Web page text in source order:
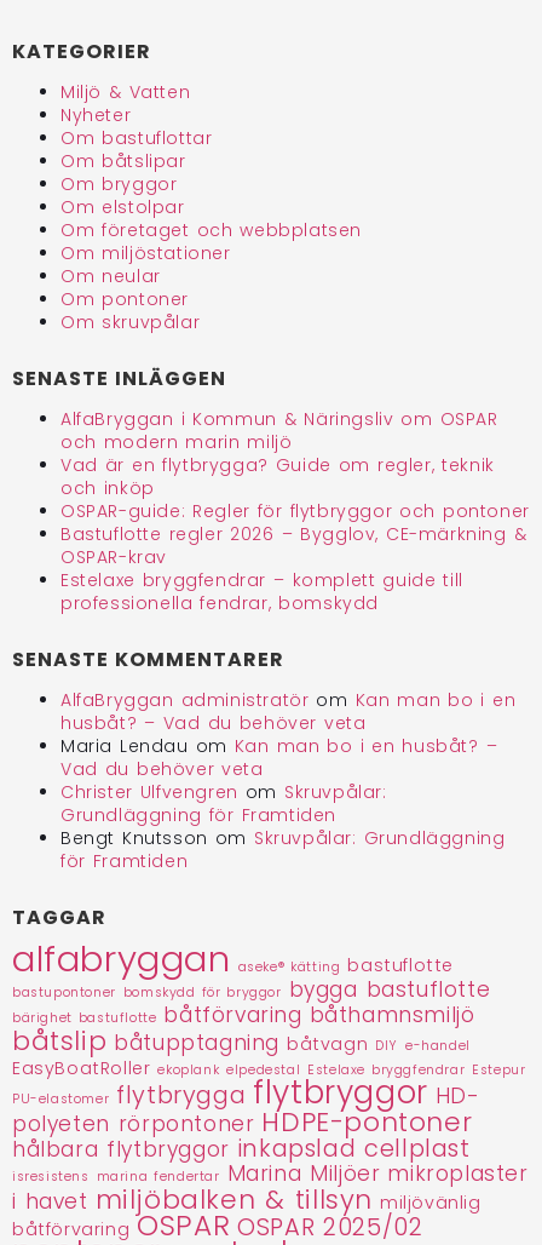
KATEGORIER
Miljö & Vatten
Nyheter
Om bastuflottar
Om båtslipar
Om bryggor
Om elstolpar
Om företaget och webbplatsen
Om miljöstationer
Om neular
Om pontoner
Om skruvpålar
SENASTE INLÄGGEN
AlfaBryggan i Kommun & Näringsliv om OSPAR
och modern marin miljö
Vad är en flytbrygga? Guide om regler, teknik
och inköp
OSPAR-guide: Regler för flytbryggor och pontoner
Bastuflotte regler 2026 – Bygglov, CE-märkning &
OSPAR-krav
Estelaxe bryggfendrar – komplett guide till
professionella fendrar, bomskydd
SENASTE KOMMENTARER
AlfaBryggan administratör om Kan man bo i en
husbåt? – Vad du behöver veta
Maria Lendau om Kan man bo i en husbåt? –
Vad du behöver veta
Christer Ulfvengren om Skruvpålar:
Grundläggning för Framtiden
Bengt Knutsson om Skruvpålar: Grundläggning
för Framtiden
TAGGAR
alfabryggan aseke® kätting bastuflotte
bastupontoner bomskydd för bryggor bygga bastuflotte
bärighet bastuflotte båtförvaring båthamnsmiljö
båtslip båtupptagning båtvagn DIY e-handel
EasyBoatRoller ekoplank elpedestal Estelaxe bryggfendrar Estepur
PU-elastomer flytbrygga flytbryggor HD-
polyeten rörpontoner HDPE-pontoner
hålbara flytbryggor inkapslad cellplast
isresistens marina fendertar Marina Miljöer mikroplaster
i havet miljöbalken & tillsyn miljövänlig
båtförvaring OSPAR OSPAR 2025/02